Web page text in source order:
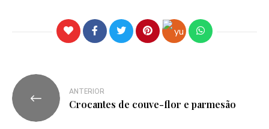
ANTERIOR
Crocantes de couve-flor e parmesão